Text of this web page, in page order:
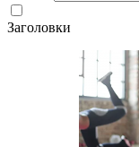
Заголовки